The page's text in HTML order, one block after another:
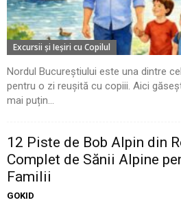
Excursii şi Ieşiri cu Copilul
Nordul Bucureștiului este una dintre
pentru o zi reușită cu copiii. Aici
mai puțin...
12 Piste de Bob Alpin din
Complet de Sănii Alpine
Familii
GOKID